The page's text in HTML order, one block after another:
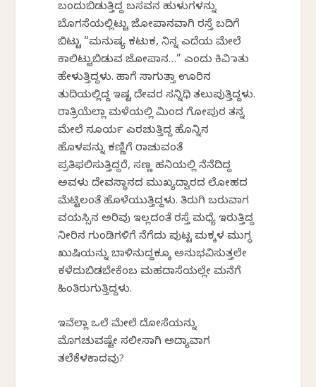
ಬಂದುಬಿಡುತ್ತಿದ್ದ ಬಸವನ ಹುಳುಗಳನ್ನು
ಬೊಗಸೆಯಲ್ಲಿಟ್ಟು ಜೋಪಾನವಾಗಿ ರಸ್ತೆ ಬದಿಗೆ
ಬಿಟ್ಟು “ಮನುಷ್ಯ ಕಟುಕ, ನಿನ್ನ ಎದೆಯ ಮೇಲೆ
ಕಾಲಿಟ್ಟುಬಿಡುವ ಜೋಪಾನ…” ಎಂದು ಕಿವಿ ಮಾತು
ಹೇಳುತ್ತಿದ್ದಳು. ಹಾಗೆ ಸಾಗುತ್ತಾ ಊರಿನ
ತುದಿಯಲ್ಲಿದ್ದ ಇಷ್ಟ ದೇವರ ಸನ್ನಿಧಿ ತಲುಪುತ್ತಿದ್ದಳು.
ರಾತ್ರಿಯೆಲ್ಲಾ ಮಳೆಯಲ್ಲಿ ಮಿಂದ ಗೋಪುರ ತನ್ನ
ಮೇಲೆ ಸೂರ್ಯ ಎರಚುತ್ತಿದ್ದ ಹೊನ್ನಿನ
ಹೊಳಪನ್ನು ಕಣ್ಣಿಗೆ ರಾಚುವಂತೆ
ಪ್ರತಿಫಲಿಸುತ್ತಿದ್ದರೆ, ಸಣ್ಣ ಹನಿಯಲ್ಲಿ ನೆನೆದಿದ್ದ
ಅವಳು ದೇವಸ್ಥಾನದ ಮುಖ್ಯದ್ವಾರದ ಲೋಹದ
ಮೆಟ್ಟಿಲಂತೆ ಹೊಳೆಯುತ್ತಿದ್ದಳು. ತಿರುಗಿ ಬರುವಾಗ
ವಯಸ್ಸಿನ ಅರಿವು ಇಲ್ಲದಂತೆ ರಸ್ತೆ ಮಧ್ಯೆ ಇರುತ್ತಿದ್ದ
ನೀರಿನ ಗುಂಡಿಗಳಿಗೆ ನೆಗೆದು ಪುಟ್ಟ ಮಕ್ಕಳ ಮುಗ್ಧ
ಖುಷಿಯನ್ನು ಬಾಳಿನುದ್ದಕ್ಕೂ ಅನುಭವಿಸುತ್ತಲೇ
ಕಳೆದುಬಿಡಬೇಕೆಂಬ ಮಹದಾಸೆಯಲ್ಲೇ ಮನೆಗೆ
ಹಿಂತಿರುಗುತ್ತಿದ್ದಳು.
ಇವೆಲ್ಲಾ ಒಲೆ ಮೇಲೆ ದೋಸೆಯನ್ನು
ಮೊಗಚುವಷ್ಟೇ ಸಲೀಸಾಗಿ ಅದ್ಯಾವಾಗ
ತಲೆಕೆಳಕಾದವು?